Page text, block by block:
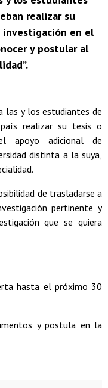
realizar su
en el
y postular al
las y los estudiantes de
realizar su tesis o
apoyo adicional de
distinta a la suya,
de trasladarse a
pertinente y
que se quiera
hasta el próximo 30
y postula en la